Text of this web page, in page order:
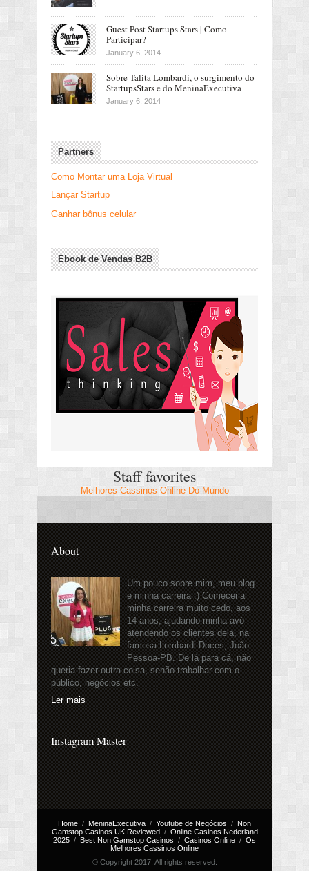
Guest Post Startups Stars | Como
Participar?
January 6, 2014
Sobre Talita Lombardi, o surgimento do
StartupsStars e do MeninaExecutiva
January 6, 2014
Partners
Como Montar uma Loja Virtual
Lançar Startup
Ganhar bônus celular
Ebook de Vendas B2B
Staff favorites
Melhores Cassinos Online Do Mundo
About
Um pouco sobre mim, meu blog
e minha carreira :) Comecei a
minha carreira muito cedo, aos
14 anos, ajudando minha avó
atendendo os clientes dela, na
famosa Lombardi Doces, João
Pessoa-PB. De lá para cá, não
queria fazer outra coisa, senão trabalhar com o
público, negócios etc.
Ler mais
Instagram Master
Home MeninaExecutiva Youtube de Negócios
Non
Gamstop Casinos UK Reviewed
Online Casinos Nederland
2025
Best Non Gamstop Casinos Casinos Online
Os
Melhores Cassinos Online
© Copyright 2017. All rights reserved.